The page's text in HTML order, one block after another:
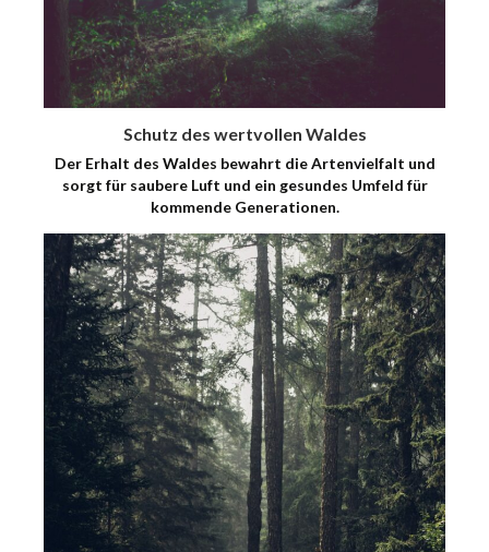
Schutz des wertvollen Waldes
Der Erhalt des Waldes bewahrt die Artenvielfalt und
sorgt für saubere Luft und ein gesundes Umfeld für
kommende Generationen.